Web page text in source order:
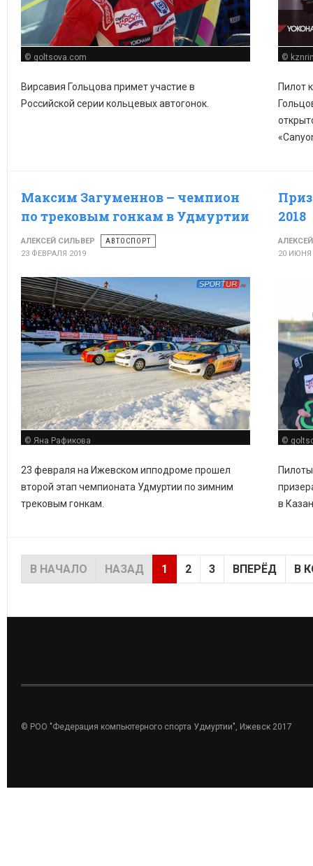
© goltsova.com
Вирсавия Гольцова примет участие в
Российской серии кольцевых автогонок.
©
Пилот
Максим Загуменнов – чемпион
по трековым гонкам в Удмуртии
АЛЕКСЕЙ СИЛЬВЕР
АВТОСПОРТ
23 ФЕВРАЛЯ 2019
© Яна Рафикова
23 февраля на Ижевском ипподроме прошел
второй этап чемпионата Удмуртии по зимним
трековым гонкам.
2018
20 ИЮНЯ
©
в
В НАЧАЛО НАЗАД 1 2 3 ВПЕРЁД В
© РОО "Федерация компьютерного спорта Удмуртии", Ижевск 2017